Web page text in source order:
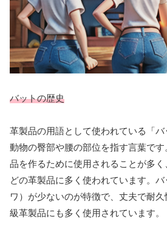
バットの歴史
革製品の用語として使われている「バ
動物の臀部や腰の部位を指す言葉で
品を作るために使用されることが多
どの革製品に多く使われています。
ワ）が少ないのが特徴で、丈夫で耐
級革製品にも多く使用されています。